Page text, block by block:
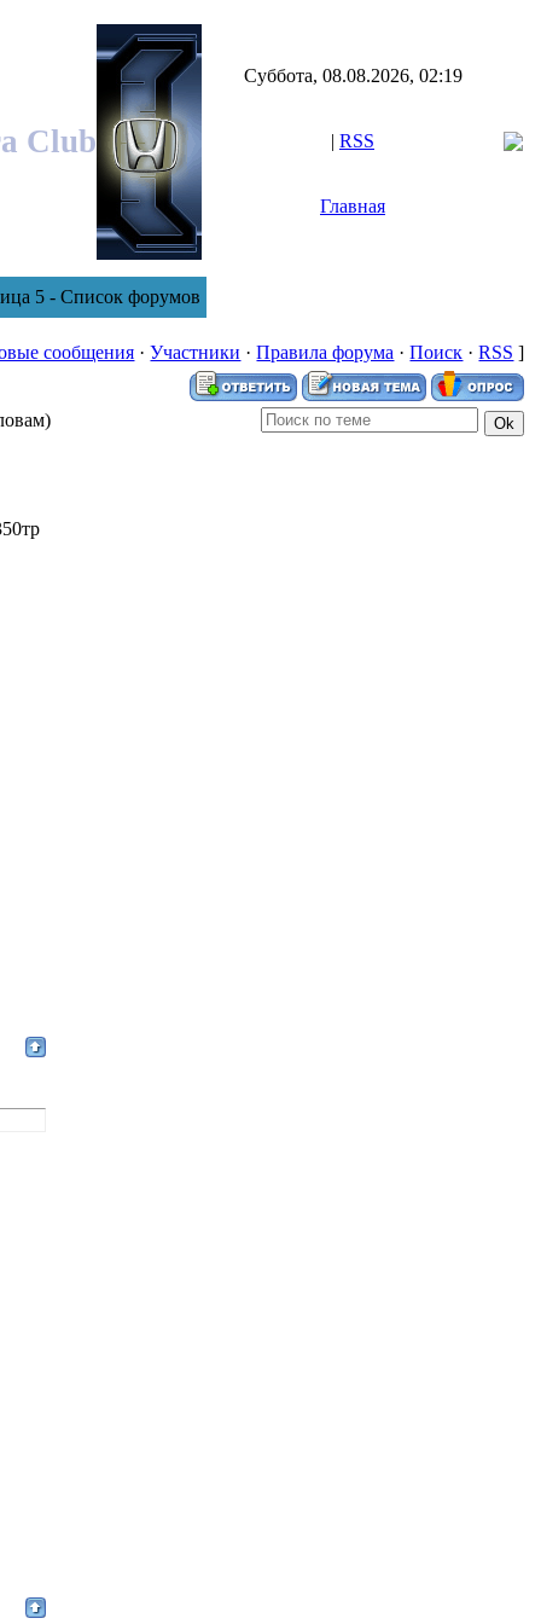
Club
Суббота, 08.08.2026, 02:19
| RSS
Главная
5 - Список форумов
сообщения ·Участники ·Правила форума ·Поиск ·RSS ]